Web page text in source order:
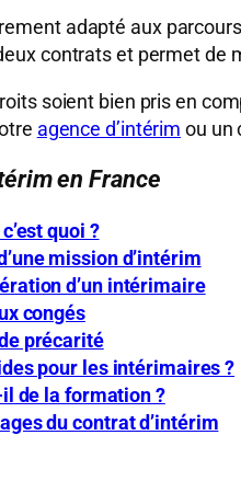
adapté aux
contrats et permet de
soient bien pris en
agence d’intérim ou un
en France
quoi ?
mission d’intérim
d’un intérimaire
congés
précarité
pour les intérimaires ?
il de la formation ?
du contrat d’intérim